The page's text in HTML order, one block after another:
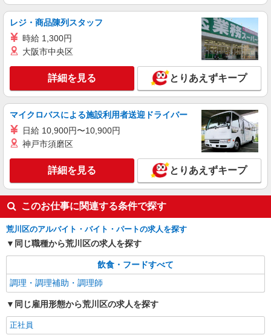
手当 年末年始手当：380円/時 賞与年2回（6月・
12月） 昇給年1回（4月） 特別報酬：平均26.7万
円（最高額95.8万円） ※2025年6月支給実績
詳細を見る
パート
三河島ケアセンターそよ風：RO17403
調理スタッフ
【時給】1,300円〜1,400円 ▼下記別途支給 通
勤手当 年末年始手当：380円/時 寸志あり：年2回
（6月・12月） ※業績による
東京都荒川区荒川5-3-3
キープ 詳細を見る
株式会社東洋食品/荒川区
学校給食の調理員
月給207,000円〜 試用期間：3か月 ※給与変動
なし
東京都荒川区の小学校 （東京都荒川区）
詳細を見る
レジ・商品陳列スタッフ
時給 1,300円
大阪市中央区
詳細を見る とりあえずキープ
マイクロバスによる施設利用者送迎ドライバー
日給 10,900円〜10,900円
神戸市須磨区
詳細を見る とりあえずキープ
このお仕事に関連する条件で探す
荒川区のアルバイト・バイト・パートの求人を探す
同じ職種から荒川区の求人を探す
飲食・フードすべて
調理・調理補助・調理師
同じ雇用形態から荒川区の求人を探す
正社員